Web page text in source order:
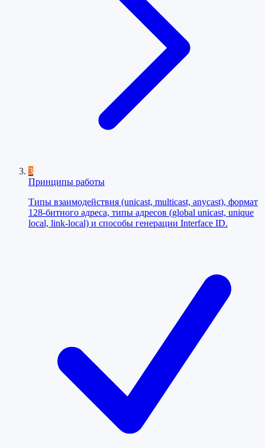
3
Принципы работы
Типы взаимодействия (unicast, multicast, anycast), формат
128-битного адреса, типы адресов (global unicast, unique
local, link-local) и способы генерации Interface ID.